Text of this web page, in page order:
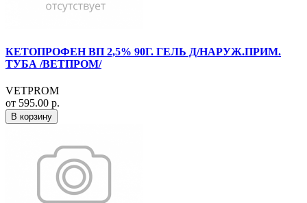
КЕТОПРОФЕН ВП 2,5% 90Г. ГЕЛЬ Д/НАРУЖ.ПРИМ.
ТУБА /ВЕТПРОМ/
VETPROM
от 595.00 р.
В корзину